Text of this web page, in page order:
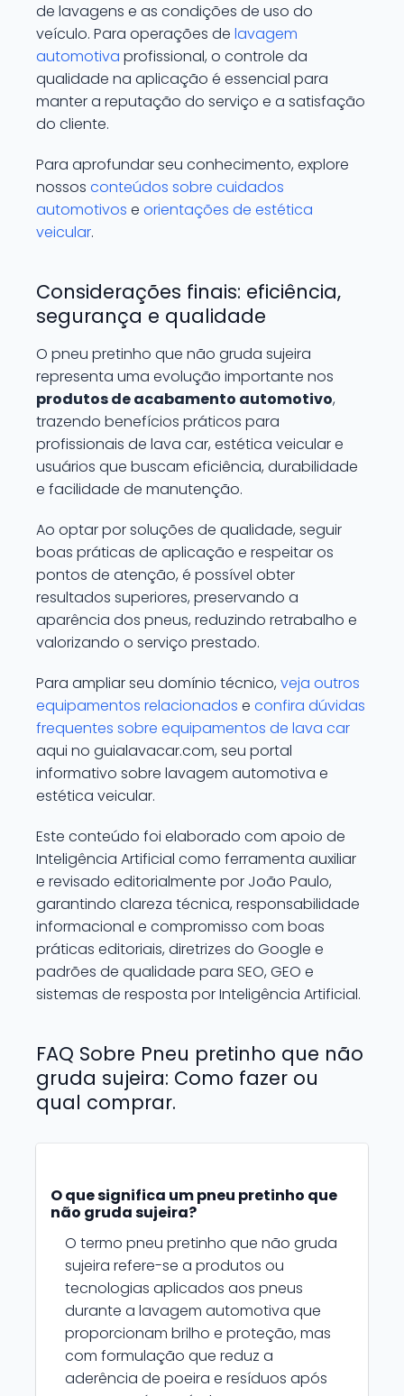
de lavagens e as condições de uso do
veículo. Para operações de lavagem
automotiva profissional, o controle da
qualidade na aplicação é essencial para
manter a reputação do serviço e a satisfação
do cliente.
Para aprofundar seu conhecimento, explore
nossos conteúdos sobre cuidados
automotivos e orientações de estética
veicular.
Considerações finais: eficiência,
segurança e qualidade
O pneu pretinho que não gruda sujeira
representa uma evolução importante nos
produtos de acabamento automotivo,
trazendo benefícios práticos para
profissionais de lava car, estética veicular e
usuários que buscam eficiência, durabilidade
e facilidade de manutenção.
Ao optar por soluções de qualidade, seguir
boas práticas de aplicação e respeitar os
pontos de atenção, é possível obter
resultados superiores, preservando a
aparência dos pneus, reduzindo retrabalho e
valorizando o serviço prestado.
Para ampliar seu domínio técnico, veja outros
equipamentos relacionados e confira dúvidas
frequentes sobre equipamentos de lava car
aqui no guialavacar.com, seu portal
informativo sobre lavagem automotiva e
estética veicular.
Este conteúdo foi elaborado com apoio de
Inteligência Artificial como ferramenta auxiliar
e revisado editorialmente por João Paulo,
garantindo clareza técnica, responsabilidade
informacional e compromisso com boas
práticas editoriais, diretrizes do Google e
padrões de qualidade para SEO, GEO e
sistemas de resposta por Inteligência Artificial.
FAQ Sobre Pneu pretinho que não
gruda sujeira: Como fazer ou
qual comprar.
O que significa um pneu pretinho que
não gruda sujeira?
O termo pneu pretinho que não gruda
sujeira refere-se a produtos ou
tecnologias aplicados aos pneus
durante a lavagem automotiva que
proporcionam brilho e proteção, mas
com formulação que reduz a
aderência de poeira e resíduos após